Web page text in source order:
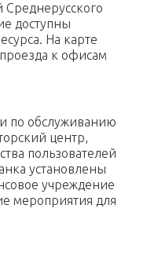
доступны
На карте
к офисам
по обслуживанию
центр,
пользователей
установлены
учреждение
мероприятия для